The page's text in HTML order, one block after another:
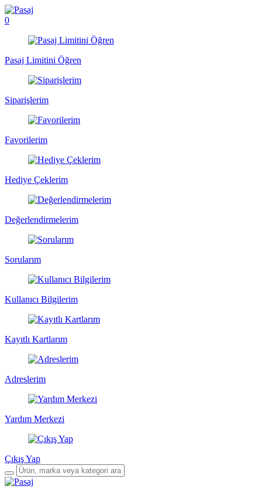
0
Pasaj Limitini Öğren
Siparişlerim
Favorilerim
Hediye Çeklerim
Değerlendirmelerim
Sorularım
Kullanıcı Bilgilerim
Kayıtlı Kartlarım
Adreslerim
Yardım Merkezi
Çıkış Yap